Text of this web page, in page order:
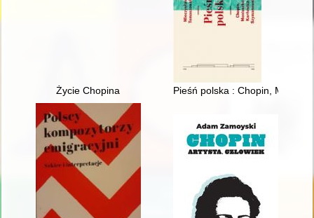
Życie Chopina Pieśń polska : Chopin,